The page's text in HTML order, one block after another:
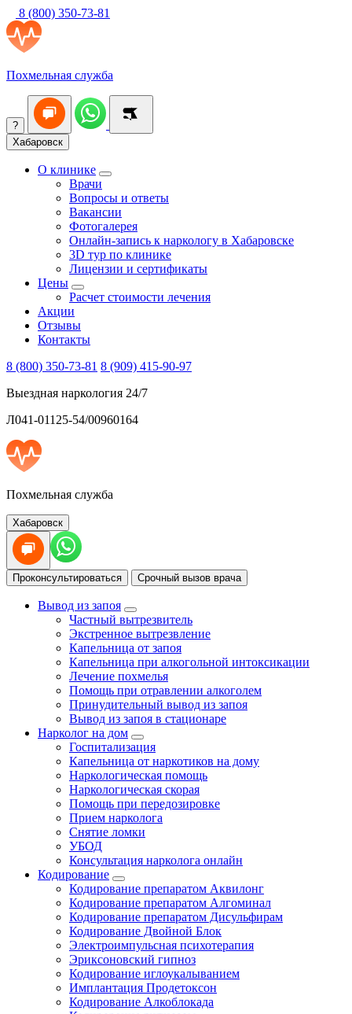
8 (800) 350-73-81
Похмельная служба
?
Хабаровск
О клинике
Врачи
Вопросы и ответы
Вакансии
Фотогалерея
Онлайн-запись к наркологу в Хабаровске
3D тур по клинике
Лицензии и сертификаты
Цены
Расчет стоимости лечения
Акции
Отзывы
Контакты
8 (800) 350-73-81 8 (909) 415-90-97
Выездная наркология 24/7
Л041-01125-54/00960164
Похмельная служба
Хабаровск
Проконсультироваться Срочный вызов врача
Вывод из запоя
Частный вытрезвитель
Экстренное вытрезвление
Капельница от запоя
Капельница при алкогольной интоксикации
Лечение похмелья
Помощь при отравлении алкоголем
Принудительный вывод из запоя
Вывод из запоя в стационаре
Нарколог на дом
Госпитализация
Капельница от наркотиков на дому
Наркологическая помощь
Наркологическая скорая
Помощь при передозировке
Прием нарколога
Снятие ломки
УБОД
Консультация нарколога онлайн
Кодирование
Кодирование препаратом Аквилонг
Кодирование препаратом Алгоминал
Кодирование препаратом Дисульфирам
Кодирование Двойной Блок
Электроимпульсная психотерапия
Эриксоновский гипноз
Кодирование иглоукалыванием
Имплантация Продетоксон
Кодирование Алкоблокада